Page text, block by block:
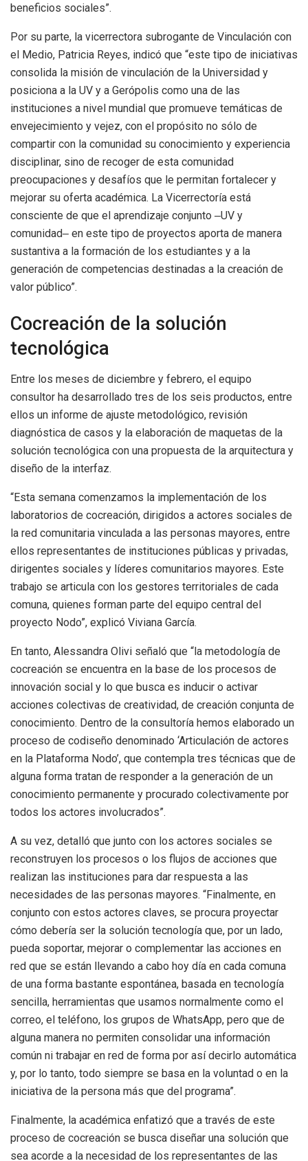
beneficios sociales”.
Por su parte, la vicerrectora subrogante de Vinculación con
el Medio, Patricia Reyes, indicó que “este tipo de iniciativas
consolida la misión de vinculación de la Universidad y
posiciona a la UV y a Gerópolis como una de las
instituciones a nivel mundial que promueve temáticas de
envejecimiento y vejez, con el propósito no sólo de
compartir con la comunidad su conocimiento y experiencia
disciplinar, sino de recoger de esta comunidad
preocupaciones y desafíos que le permitan fortalecer y
mejorar su oferta académica. La Vicerrectoría está
consciente de que el aprendizaje conjunto ‒UV y
comunidad‒ en este tipo de proyectos aporta de manera
sustantiva a la formación de los estudiantes y a la
generación de competencias destinadas a la creación de
valor público”.
Cocreación de la solución
tecnológica
Entre los meses de diciembre y febrero, el equipo
consultor ha desarrollado tres de los seis productos, entre
ellos un informe de ajuste metodológico, revisión
diagnóstica de casos y la elaboración de maquetas de la
solución tecnológica con una propuesta de la arquitectura y
diseño de la interfaz.
“Esta semana comenzamos la implementación de los
laboratorios de cocreación, dirigidos a actores sociales de
la red comunitaria vinculada a las personas mayores, entre
ellos representantes de instituciones públicas y privadas,
dirigentes sociales y líderes comunitarios mayores. Este
trabajo se articula con los gestores territoriales de cada
comuna, quienes forman parte del equipo central del
proyecto Nodo”, explicó Viviana García.
En tanto, Alessandra Olivi señaló que “la metodología de
cocreación se encuentra en la base de los procesos de
innovación social y lo que busca es inducir o activar
acciones colectivas de creatividad, de creación conjunta de
conocimiento. Dentro de la consultoría hemos elaborado un
proceso de codiseño denominado ‘Articulación de actores
en la Plataforma Nodo’, que contempla tres técnicas que de
alguna forma tratan de responder a la generación de un
conocimiento permanente y procurado colectivamente por
todos los actores involucrados”.
A su vez, detalló que junto con los actores sociales se
reconstruyen los procesos o los flujos de acciones que
realizan las instituciones para dar respuesta a las
necesidades de las personas mayores. “Finalmente, en
conjunto con estos actores claves, se procura proyectar
cómo debería ser la solución tecnología que, por un lado,
pueda soportar, mejorar o complementar las acciones en
red que se están llevando a cabo hoy día en cada comuna
de una forma bastante espontánea, basada en tecnología
sencilla, herramientas que usamos normalmente como el
correo, el teléfono, los grupos de WhatsApp, pero que de
alguna manera no permiten consolidar una información
común ni trabajar en red de forma por así decirlo automática
y, por lo tanto, todo siempre se basa en la voluntad o en la
iniciativa de la persona más que del programa”.
Finalmente, la académica enfatizó que a través de este
proceso de cocreación se busca diseñar una solución que
sea acorde a la necesidad de los representantes de las